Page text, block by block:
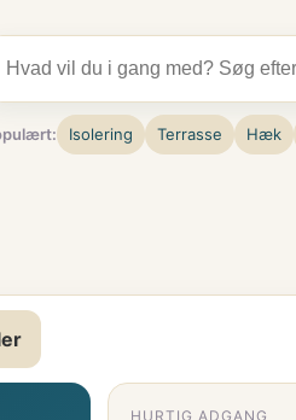
Isolering Terrasse Hæk
HURTIG ADGANG